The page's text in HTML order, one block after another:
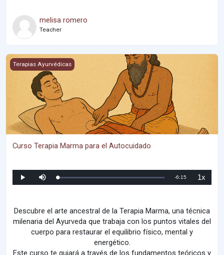
melisa romero
Teacher
Curso Terapia Marma para el Autocuidado
Terapias Ayurvédicas
Curso Terapia Marma para el Autocuidado
P
l
M
u
L
o
:
0
%
R
a
n
-6:15 1x
P
l
c
k
R
a
Descubre el arte ancestral de la Terapia Marma, una técnica
milenaria del Ayurveda que trabaja con los puntos vitales del
cuerpo para restaurar el equilibrio físico, mental y
energético.
Este curso te guiará a través de los fundamentos teóricos y